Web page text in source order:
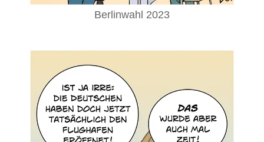
Berlinwahl 2023